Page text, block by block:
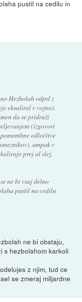
pustil na cedilu in
Hezbolah odprl z
eksaliral v vojno).
da se pridruži
(izgovori
odločitve
ampak v
prej al slej,
ne bi vsaj delno
pustil na cedilu
ne bi obstaju,
s hezbolahom karkoli
z njim, tud ce
se zmeraj miljardne